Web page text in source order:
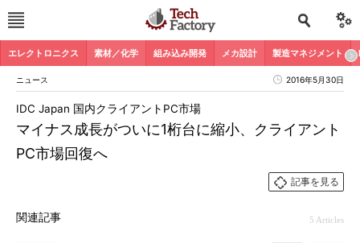
エレクトロニクス 素材／化学 組み込み開発 メカ設計 製造マネジメント
ニュース 2016年5月30日
マイナス成長がついに1桁台に縮小、クライアント
PC市場回復へ
IDC Japan 国内クライアントPC市場
記事を見る
関連記事 5 Articles